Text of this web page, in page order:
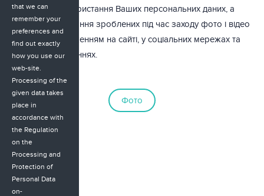
обробку та використання Ваших персональних даних, а
також опублікування зроблених під час заходу фото і відео
із Вашим зображенням на сайті, у соціальних мережах та
друкованих виданнях.
Фото
that we can
remember your
preferences and
find out exactly
how you use our
web-site.
Processing of the
given data takes
place in
accordance with
the Regulation
on the
Processing and
Protection of
Personal Data
on-